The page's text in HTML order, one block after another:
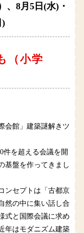
、8月5日(水)・
)
（小学
館」建築謎解きツ
件を超える会議を開
基盤を作ってきまし
ンセプトは「古都京
然の中に集い話し合
式と国際会議に求め
年はモダニズム建築